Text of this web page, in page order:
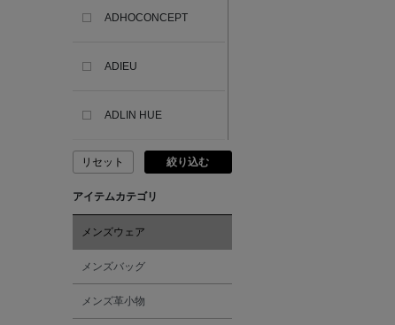
ADHOCONCEPT
ADIEU
ADLIN HUE
ADVISORY BOARD
AESOP
リセット 絞り込む
アイテムカテゴリ
メンズウェア
メンズバッグ
メンズ革小物